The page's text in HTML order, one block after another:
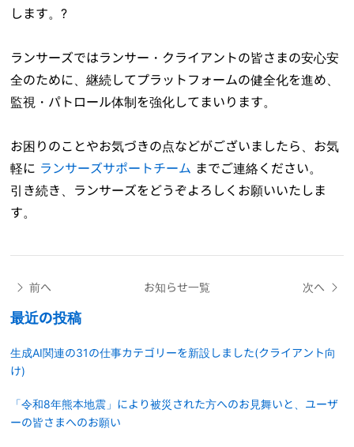
します。?
ランサーズではランサー・クライアントの皆さまの安心安
全のために、継続してプラットフォームの健全化を進め、
監視・パトロール体制を強化してまいります。
お困りのことやお気づきの点などがございましたら、お気
軽に ランサーズサポートチーム までご連絡ください。
引き続き、ランサーズをどうぞよろしくお願いいたしま
す。
前へ お知らせ一覧 次へ
最近の投稿
生成AI関連の31の仕事カテゴリーを新設しました(クライアント向
け)
「令和8年熊本地震」により被災された方へのお見舞いと、ユーザ
ーの皆さまへのお願い